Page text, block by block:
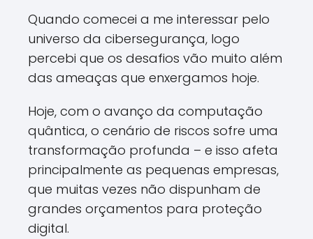
Quando comecei a me interessar pelo
universo da cibersegurança, logo
percebi que os desafios vão muito além
das ameaças que enxergamos hoje.
Hoje, com o avanço da computação
quântica, o cenário de riscos sofre uma
transformação profunda – e isso afeta
principalmente as pequenas empresas,
que muitas vezes não dispunham de
grandes orçamentos para proteção
digital.